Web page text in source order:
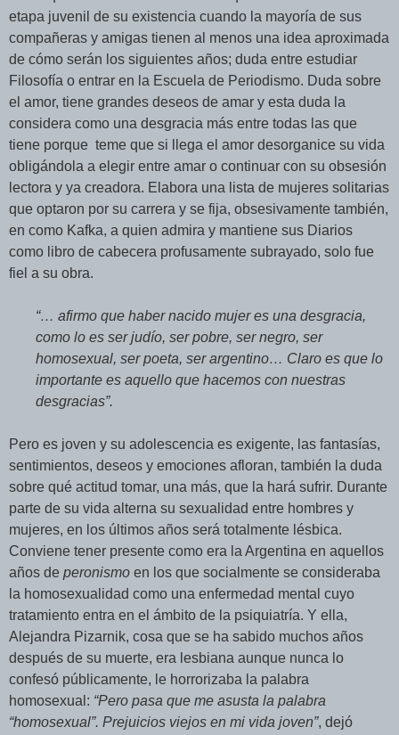
etapa juvenil de su existencia cuando la mayoría de sus
compañeras y amigas tienen al menos una idea aproximada
de cómo serán los siguientes años; duda entre estudiar
Filosofía o entrar en la Escuela de Periodismo. Duda sobre
el amor, tiene grandes deseos de amar y esta duda la
considera como una desgracia más entre todas las que
tiene porque teme que si llega el amor desorganice su vida
obligándola a elegir entre amar o continuar con su obsesión
lectora y ya creadora. Elabora una lista de mujeres solitarias
que optaron por su carrera y se fija, obsesivamente también,
en como Kafka, a quien admira y mantiene sus Diarios
como libro de cabecera profusamente subrayado, solo fue
fiel a su obra.
“… afirmo que haber nacido mujer es una desgracia,
como lo es ser judío, ser pobre, ser negro, ser
homosexual, ser poeta, ser argentino… Claro es que lo
importante es aquello que hacemos con nuestras
desgracias”.
Pero es joven y su adolescencia es exigente, las fantasías,
sentimientos, deseos y emociones afloran, también la duda
sobre qué actitud tomar, una más, que la hará sufrir. Durante
parte de su vida alterna su sexualidad entre hombres y
mujeres, en los últimos años será totalmente lésbica.
Conviene tener presente como era la Argentina en aquellos
años de peronismo en los que socialmente se consideraba
la homosexualidad como una enfermedad mental cuyo
tratamiento entra en el ámbito de la psiquiatría. Y ella,
Alejandra Pizarnik, cosa que se ha sabido muchos años
después de su muerte, era lesbiana aunque nunca lo
confesó públicamente, le horrorizaba la palabra
homosexual: “Pero pasa que me asusta la palabra
“homosexual”. Prejuicios viejos en mi vida joven”, dejó